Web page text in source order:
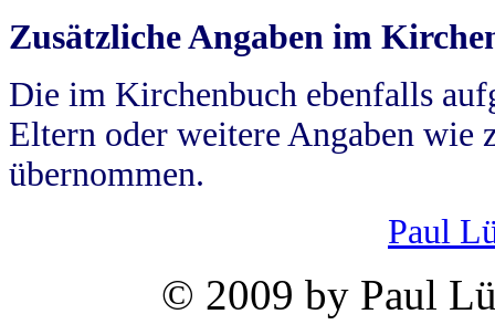
Zusätzliche Angaben im
Die im Kirchenbuch ebenfalls
Eltern oder weitere Angaben wie
übernommen.
Paul
© 2009 by Paul